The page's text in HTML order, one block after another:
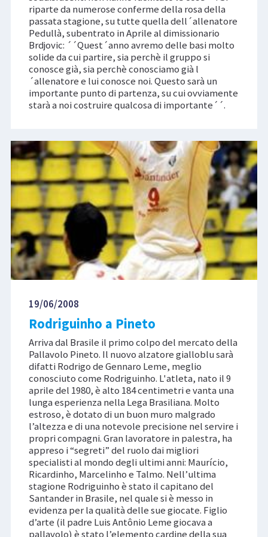
riparte da numerose conferme della rosa della
passata stagione, su tutte quella dell´allenatore
Pedullà, subentrato in Aprile al dimissionario
Brdjovic: ´´Quest´anno avremo delle basi molto
solide da cui partire, sia perchè il gruppo si
conosce già, sia perchè conosciamo già l
´allenatore e lui conosce noi. Questo sarà un
importante punto di partenza, su cui ovviamente
starà a noi costruire qualcosa di importante´´.
19/06/2008
Rodriguinho a Pineto
Arriva dal Brasile il primo colpo del mercato della
Pallavolo Pineto. Il nuovo alzatore gialloblu sarà
difatti Rodrigo de Gennaro Leme, meglio
conosciuto come Rodriguinho. L'atleta, nato il 9
aprile del 1980, è alto 184 centimetri e vanta una
lunga esperienza nella Lega Brasiliana. Molto
estroso, è dotato di un buon muro malgrado
l’altezza e di una notevole precisione nel servire i
propri compagni. Gran lavoratore in palestra, ha
appreso i “segreti” del ruolo dai migliori
specialisti al mondo degli ultimi anni: Maurício,
Ricardinho, Marcelinho e Talmo. Nell’ultima
stagione Rodriguinho è stato il capitano del
Santander in Brasile, nel quale si è messo in
evidenza per la qualità delle sue giocate. Figlio
d’arte (il padre Luis Antônio Leme giocava a
pallavolo) è stato l’elemento cardine della sua